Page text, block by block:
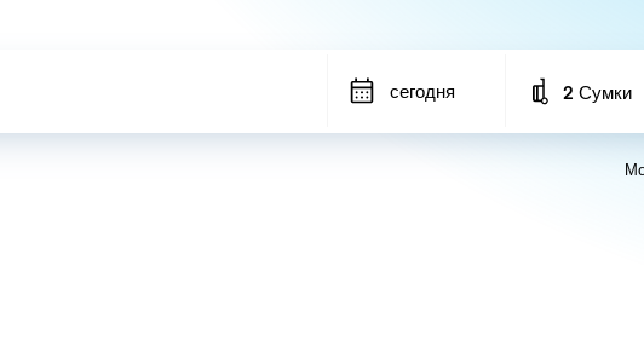
сегодня Number of
2 Сумки